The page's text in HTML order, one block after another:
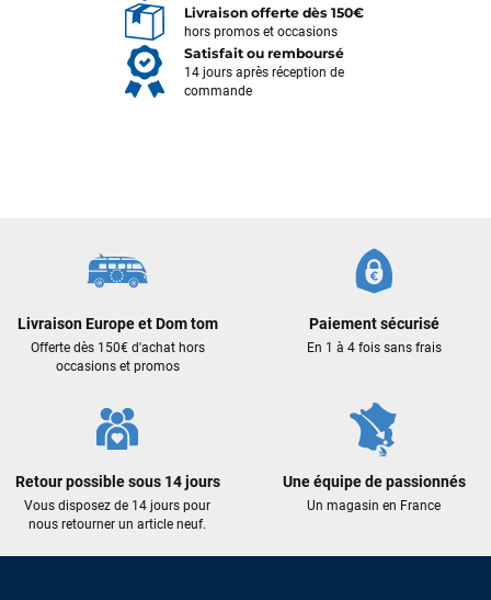
Livraison offerte dès 150€
hors promos et occasions
Satisfait ou remboursé
14 jours après réception de
commande
Livraison Europe et Dom tom
Offerte dès 150€ d'achat hors
occasions et promos
Paiement sécurisé
En 1 à 4 fois sans frais
Retour possible sous 14 jours
Vous disposez de 14 jours pour
nous retourner un article neuf.
Une équipe de passionnés
Un magasin en France
François
il y a un mois
J’ai commandé un pack via leur site internet. À peine la
commande validée, le magasin m’a appelé pour confirmer
avec moi les caractéristiques des équipements, me conseiller
sur le matériel à choisir, et m’a même offert du matériel en
le lendemain, et j’ai bien reçu tout le matériel dans un colis
propre et soigné. Plus qu’à tester ça sur l’eau ! Je
recommande vivement ce magasin pour son